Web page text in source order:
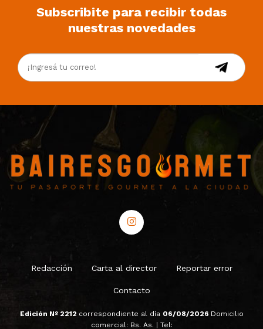
Subscribite para recibir todas
nuestras novedades
Redacción Carta al director Reportar error
Contacto
Edición Nº 2212 correspondiente al día 06/08/2026 Domicilio
comercial: Bs. As. | Tel: